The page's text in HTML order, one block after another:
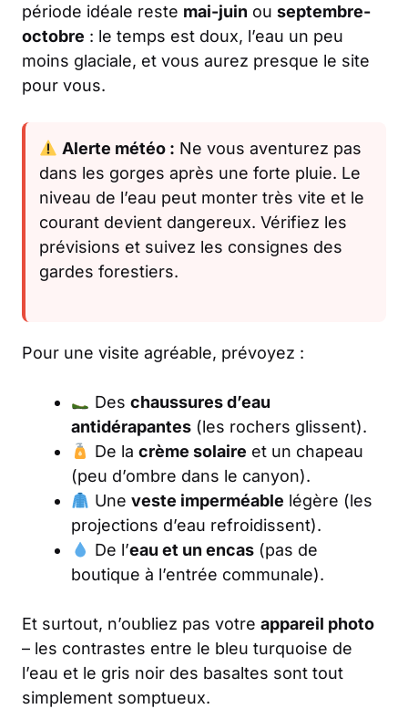
période idéale reste mai-juin ou septembre-
octobre : le temps est doux, l’eau un peu
moins glaciale, et vous aurez presque le site
pour vous.
Alerte météo : Ne vous aventurez pas
dans les gorges après une forte pluie. Le
niveau de l’eau peut monter très vite et le
courant devient dangereux. Vérifiez les
prévisions et suivez les consignes des
gardes forestiers.
Pour une visite agréable, prévoyez :
Des chaussures d’eau
antidérapantes (les rochers glissent).
De la crème solaire et un chapeau
(peu d’ombre dans le canyon).
Une veste imperméable légère (les
projections d’eau refroidissent).
De l’eau et un encas(pas de
boutique à l’entrée communale).
Et surtout, n’oubliez pas votre appareil photo
– les contrastes entre le bleu turquoise de
l’eau et le gris noir des basaltes sont tout
simplement somptueux.